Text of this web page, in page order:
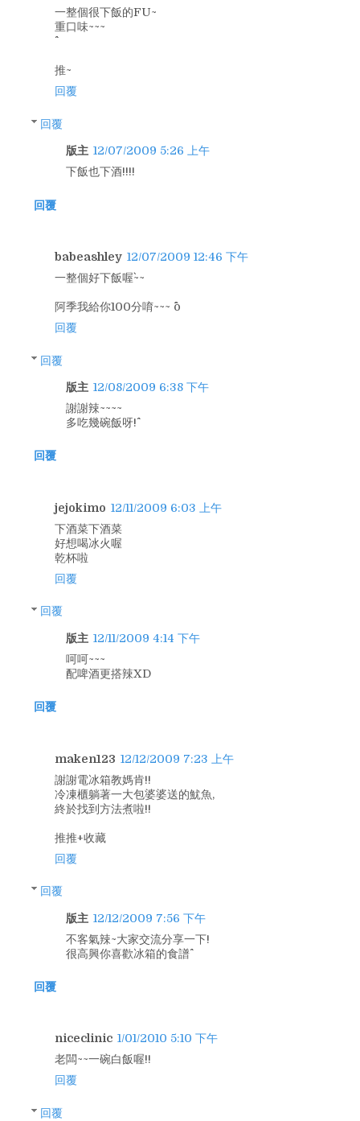
一整個很下飯的FU~
重口味~~~
推~
回覆
回覆
版主 12/07/2009 5:26 上午
下飯也下酒!!!!
回覆
babeashley 12/07/2009 12:46 下午
一整個好下飯喔`~~
阿季我給你100分唷~~~ ^o^
回覆
回覆
版主 12/08/2009 6:38 下午
謝謝辣~~~~
多吃幾碗飯呀!^^
回覆
jejokimo 12/11/2009 6:03 上午
下酒菜下酒菜
好想喝冰火喔
乾杯啦
回覆
回覆
版主 12/11/2009 4:14 下午
呵呵~~~
配啤酒更搭辣XD
回覆
maken123 12/12/2009 7:23 上午
謝謝電冰箱教媽肯!!
冷凍櫃躺著一大包婆婆送的魷魚,
終於找到方法煮啦!!
推推+收藏
回覆
回覆
版主 12/12/2009 7:56 下午
不客氣辣~大家交流分享一下!
很高興你喜歡冰箱的食譜^^
回覆
niceclinic 1/01/2010 5:10 下午
老闆~~一碗白飯喔!!
回覆
回覆